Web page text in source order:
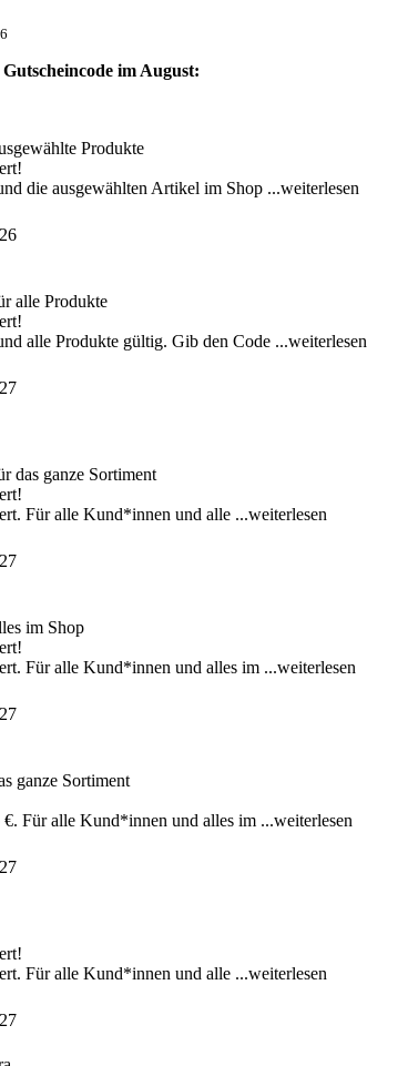
im August:
Produkte
die ausgewählten Artikel im Shop ...weiterlesen
alle Produkte
alle Produkte gültig. Gib den Code ...weiterlesen
das ganze Sortiment
Für alle Kund*innen und alle ...weiterlesen
im Shop
Für alle Kund*innen und alles im ...weiterlesen
ganze Sortiment
Für alle Kund*innen und alles im ...weiterlesen
Für alle Kund*innen und alle ...weiterlesen